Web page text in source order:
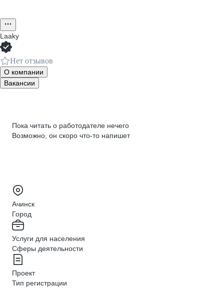
Laaky
Нет отзывов
О компании
Вакансии
Пока читать о работодателе нечего
Возможно, он скоро что‑то напишет
Ачинск
Город
Услуги для населения
Сферы деятельности
Проект
Тип регистрации